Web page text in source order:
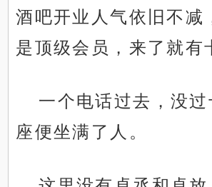
酒吧开业人气依旧不减
是顶级会员，来了就有
一个电话过去，没
座便坐满了人。